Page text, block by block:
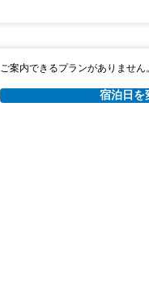
ご案内できるプランがありません
宿泊日を